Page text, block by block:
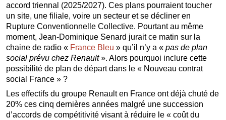
accord triennal (2025/2027). Ces plans pourraient toucher
un site, une filiale, voire un secteur et se décliner en
Rupture Conventionnelle Collective. Pourtant au même
moment, Jean-Dominique Senard jurait ce matin sur la
chaine de radio « France Bleu » qu’il n’y a « pas de plan
social prévu chez Renault». Alors pourquoi inclure cette
possibilité de plan de départ dans le « Nouveau contrat
social France » ?
Les effectifs du groupe Renault en France ont déjà chuté de
20% ces cinq dernières années malgré une succession
d’accords de compétitivité visant à réduire le « coût du